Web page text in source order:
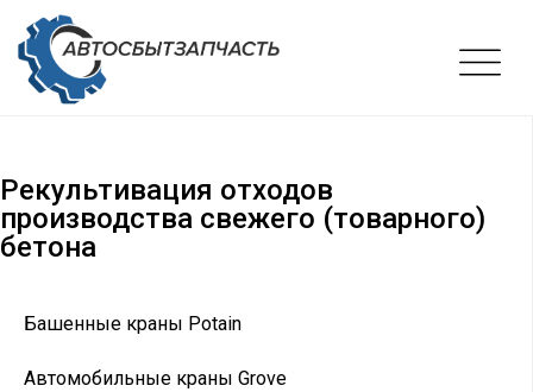
Рекультивация отходов
производства свежего (товарного)
бетона
Башенные краны Potain
Автомобильные краны Grove